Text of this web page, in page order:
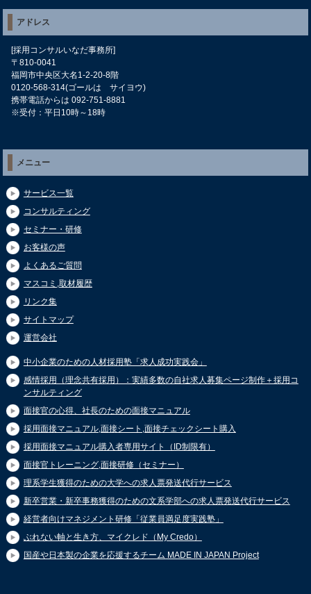
アドレス
[採用コンサルいなだ事務所]
〒810-0041
福岡市中央区大名1-2-20-8階
0120-568-314(ゴールは サイヨウ)
携帯電話からは 092-751-8881
※受付：平日10時～18時
メニュー
サービス一覧
コンサルティング
セミナー・研修
お客様の声
よくあるご質問
マスコミ,取材履歴
リンク集
サイトマップ
運営会社
中小企業のための人材採用塾「求人成功実践会」
感情採用（理念共有採用）：実績多数の自社求人募集ページ制作＋採用コ
ンサルティング
面接官の心得、社長のための面接マニュアル
採用面接マニュアル,面接シート,面接チェックシート購入
採用面接マニュアル購入者専用サイト（ID制限有）
面接官トレーニング,面接研修（セミナー）
理系学生獲得のための大学への求人票発送代行サービス
新卒営業・新卒事務獲得のための文系学部への求人票発送代行サービス
経営者向けマネジメント研修「従業員満足度実践塾」
ぶれない軸と生き方、マイクレド（My Credo）
国産や日本製の企業を応援するチーム MADE IN JAPAN Project